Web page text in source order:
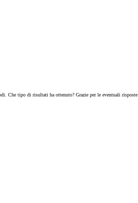
Che tipo di risultati ha ottenuto? Grazie per le eventuali risposte